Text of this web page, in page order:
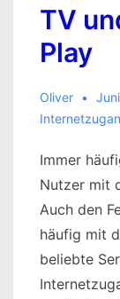
TV
Play
Oliver
Immer
Nutzer mit
Auch den
häufig mit
beliebte